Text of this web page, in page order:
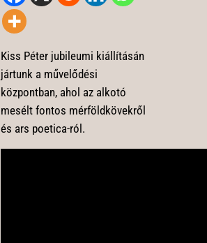
Kiss Péter jubileumi kiállításán
jártunk a művelődési
központban, ahol az alkotó
mesélt fontos mérföldkövekről
és ars poetica-ról.